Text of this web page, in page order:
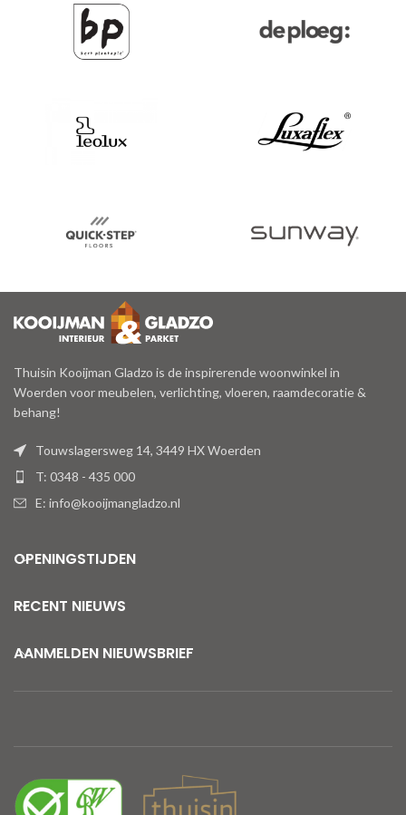
Thuisin Kooijman Gladzo is de inspirerende woonwinkel in
Woerden voor meubelen, verlichting, vloeren, raamdecoratie &
behang!
Touwslagersweg 14, 3449 HX Woerden
T: 0348 - 435 000
E: info@kooijmangladzo.nl
OPENINGSTIJDEN
RECENT NIEUWS
AANMELDEN NIEUWSBRIEF